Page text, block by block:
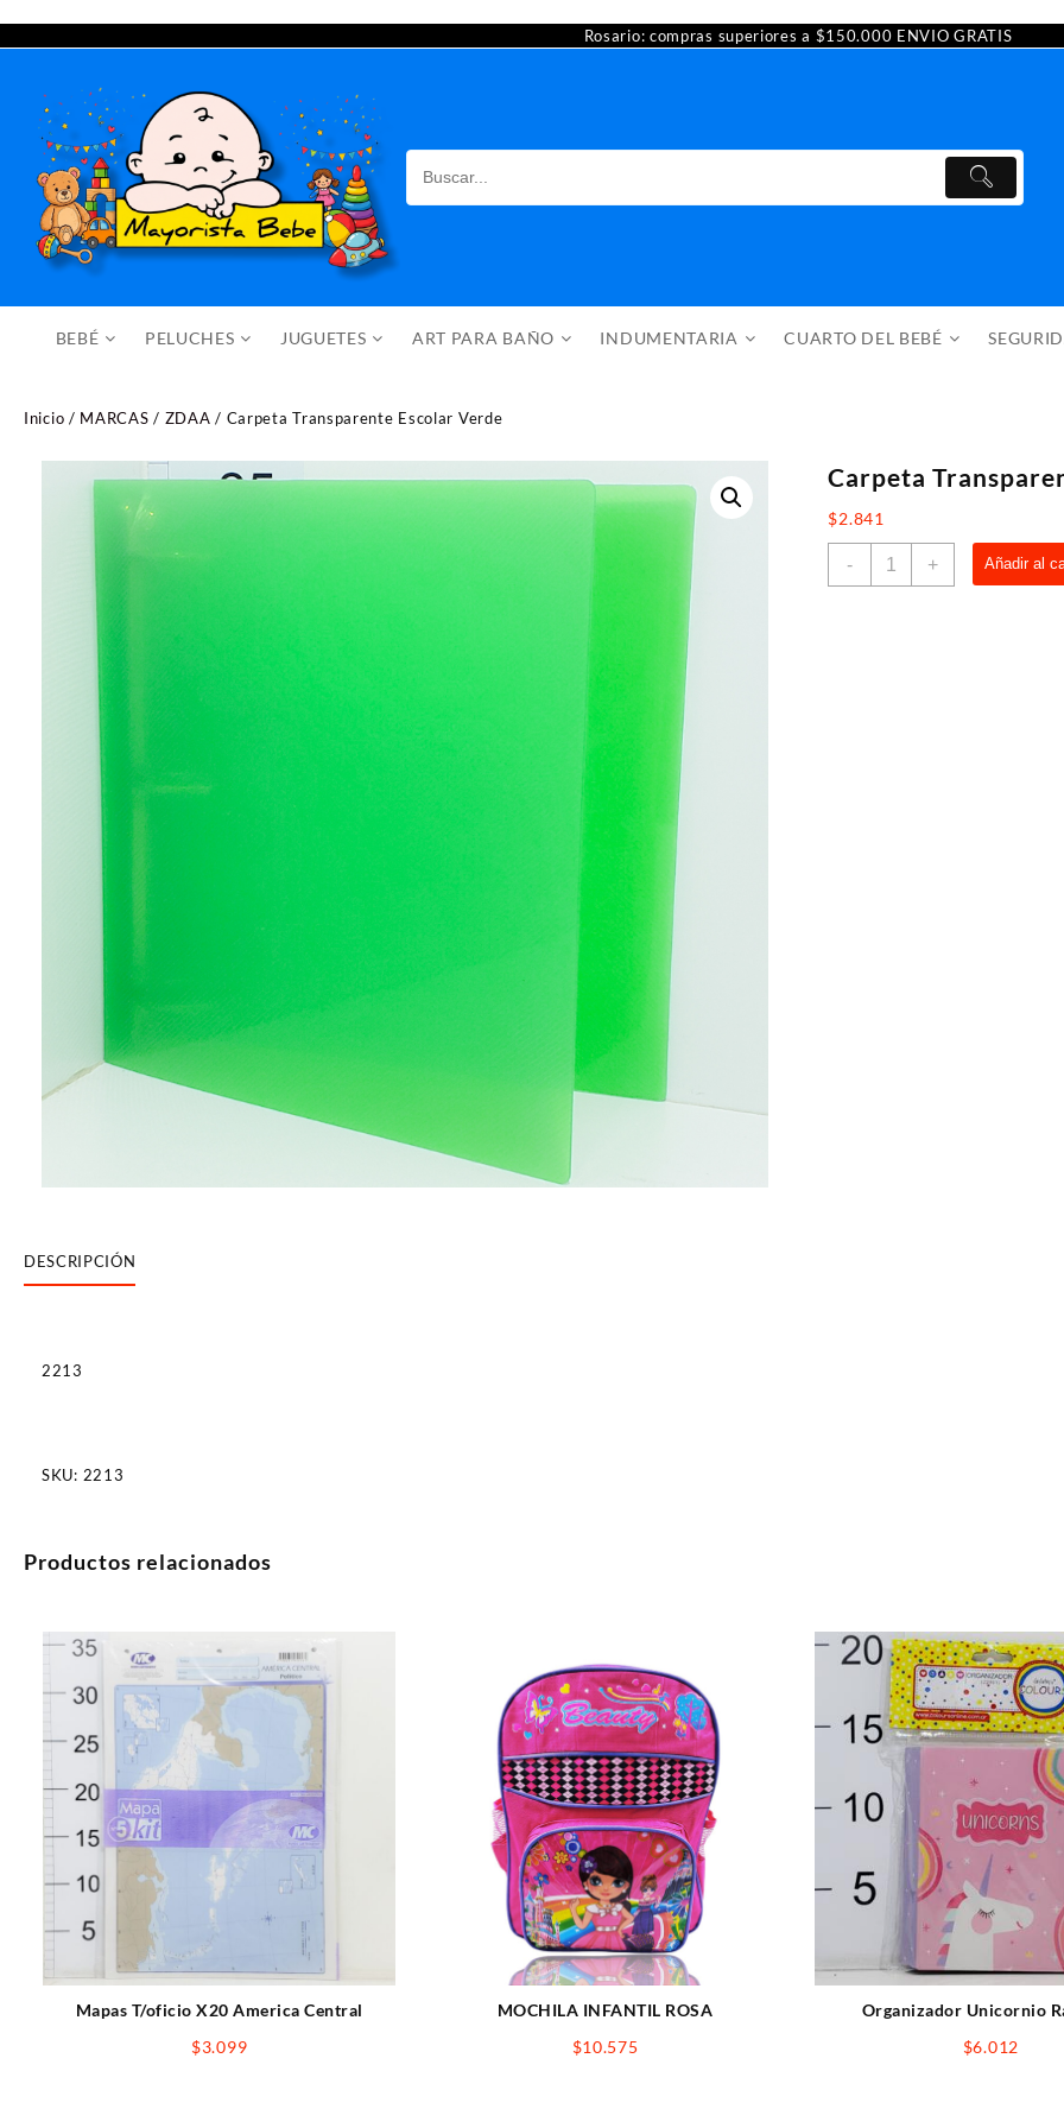
Rosario: compras superiores a $150.000 ENVIO GRATIS
BEBÉ PELUCHES JUGUETES ART PARA BAÑO INDUMENTARIA CUARTO DEL BEBÉ
Inicio / MARCAS / ZDAA / Carpeta Transparente Escolar Verde
Carpeta
$2.841
-
Carpeta
Transparente
+ Añadir al
DESCRIPCIÓN
2213
SKU: 2213
Productos relacionados
Mapas T/oficio X20 America Central
$3.099
MOCHILA INFANTIL ROSA
$10.575
Organizador Unicornio
$6.012